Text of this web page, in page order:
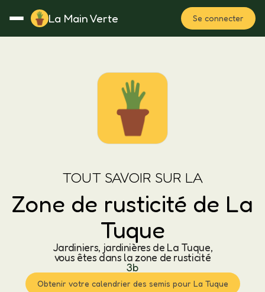
La Main Verte Se connecter
Notes Fertilisation
TOUT SAVOIR SUR LA
Zone de rusticité de La
Tuque
Jardiniers, jardinières de La Tuque,
vous êtes dans la zone de rusticité
3b
Obtenir votre calendrier des semis pour La Tuque